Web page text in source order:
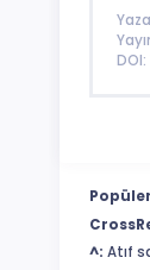
DOI:
^: Atıf